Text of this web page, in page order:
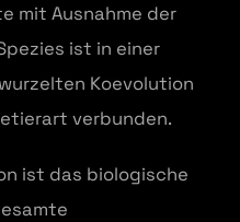
mit Ausnahme der
ist in einer
Koevolution
verbunden.
ist das biologische